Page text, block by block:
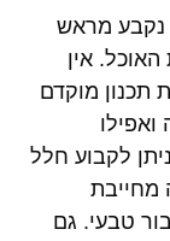
נקבע מראש
אין
תכנון מוקדם
לקבוע חלל
מחייבת
טבעי. גם